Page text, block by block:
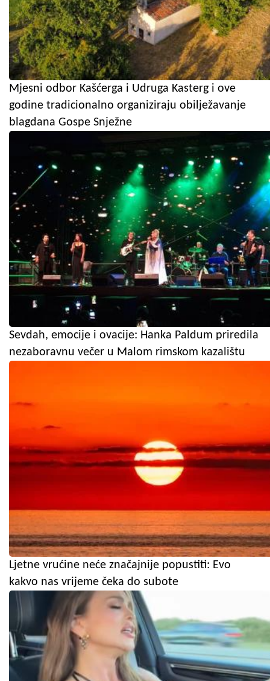
Mjesni odbor Kašćerga i Udruga Kasterg i ove
godine tradicionalno organiziraju obilježavanje
blagdana Gospe Snježne
Sevdah, emocije i ovacije: Hanka Paldum priredila
nezaboravnu večer u Malom rimskom kazalištu
Ljetne vrućine neće značajnije popustiti: Evo
kakvo nas vrijeme čeka do subote